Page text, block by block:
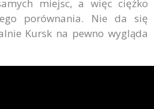
miejsc, a więc ciężko
porównania. Nie da się
Kursk na pewno wygląda